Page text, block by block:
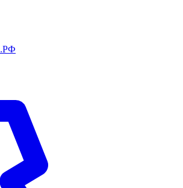
.РФ